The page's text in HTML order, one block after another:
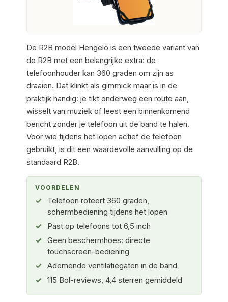
De R2B model Hengelo is een tweede variant van
de R2B met een belangrijke extra: de
telefoonhouder kan 360 graden om zijn as
draaien. Dat klinkt als gimmick maar is in de
praktijk handig: je tikt onderweg een route aan,
wisselt van muziek of leest een binnenkomend
bericht zonder je telefoon uit de band te halen.
Voor wie tijdens het lopen actief de telefoon
gebruikt, is dit een waardevolle aanvulling op de
standaard R2B.
VOORDELEN
Telefoon roteert 360 graden,
schermbediening tijdens het lopen
Past op telefoons tot 6,5 inch
Geen beschermhoes: directe
touchscreen-bediening
Ademende ventilatiegaten in de band
115 Bol-reviews, 4,4 sterren gemiddeld